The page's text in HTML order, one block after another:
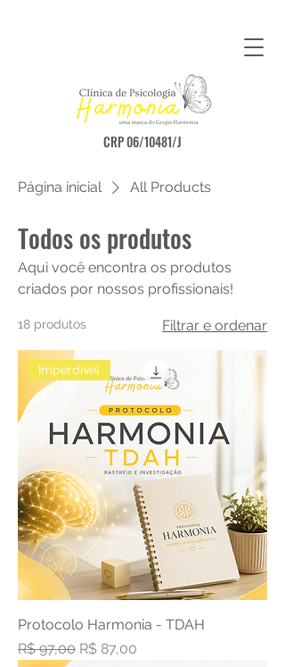
CRP 06/10481/J
Página inicial All Products
Todos os produtos
Aqui você encontra os produtos
criados por nossos profissionais!
18 produtos Filtrar e ordenar
Imperdível
Protocolo Harmonia - TDAH
Preço normal
R$ 97,00 Preço promocional
R$ 87,00